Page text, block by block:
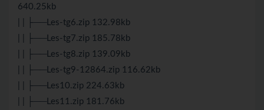
640.25kb
| | ├──Les-tg6.zip 132.98kb
| | ├──Les-tg7.zip 185.78kb
| | ├──Les-tg8.zip 139.09kb
| | ├──Les-tg9-12864.zip 116.62kb
| | ├──Les10.zip 224.63kb
| | ├──Les11.zip 181.76kb